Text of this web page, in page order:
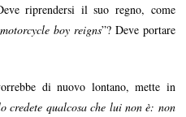
riprendersi il suo regno, come
boy reigns”? Deve portare
di nuovo lontano, mette in
credete qualcosa che lui non è: non